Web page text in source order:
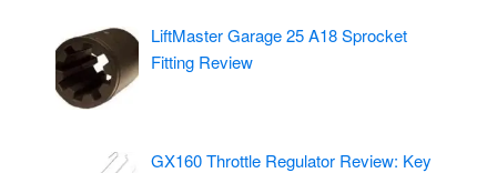
LiftMaster Garage 25 A18 Sprocket
Fitting Review
GX160 Throttle Regulator Review: Key